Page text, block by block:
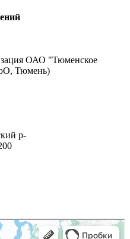
ОАО "Тюменское
Тюмень)
р-